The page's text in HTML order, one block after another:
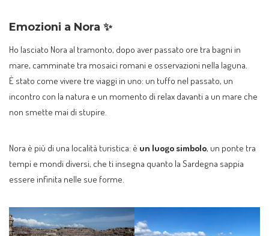
Emozioni a Nora ✨
Ho lasciato Nora al tramonto, dopo aver passato ore tra bagni in
mare, camminate tra mosaici romani e osservazioni nella laguna.
È stato come vivere tre viaggi in uno: un tuffo nel passato, un
incontro con la natura e un momento di relax davanti a un mare che
non smette mai di stupire.
Nora è più di una località turistica: è un luogo simbolo, un ponte tra
tempi e mondi diversi, che ti insegna quanto la Sardegna sappia
essere infinita nelle sue forme.